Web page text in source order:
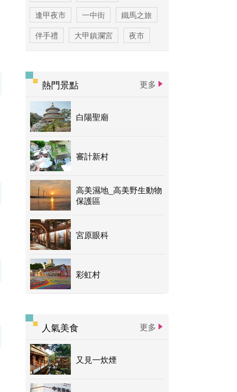
逢甲夜市
一中街
鐵馬之旅
伴手禮
大甲鎮瀾宮
夜市
台中活動
賞花專區
熱門景點 更多
白陽聖廟
審計新村
高美濕地_高美野生動物
保護區
宮原眼科
彩虹村
人氣美食 更多
又見一炊煙